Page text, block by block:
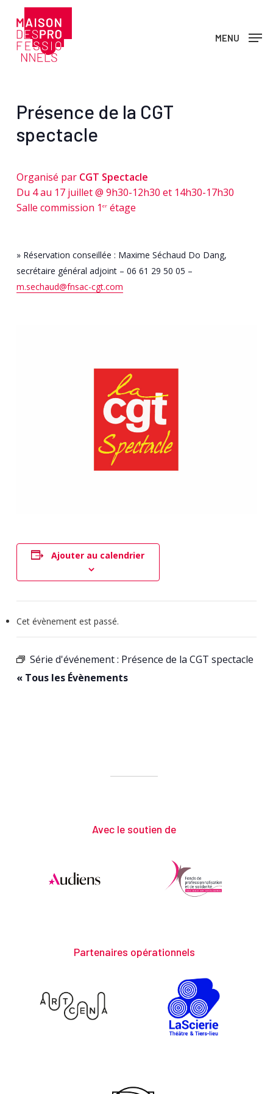
main
content
MENU
Présence de la CGT
spectacle
Organisé par CGT Spectacle
Du 4 au 17 juillet @ 9h30-12h30 et 14h30-17h30
Salle commission 1 erétage
» Réservation conseillée : Maxime Séchaud Do Dang,
secrétaire général adjoint – 06 61 29 50 05 –
m.sechaud@fnsac-cgt.com
Ajouter au calendrier
Cet évènement est passé.
Série d'événement : Présence de la CGT spectacle
« Tous les Évènements
Avec le soutien de
Partenaires opérationnels